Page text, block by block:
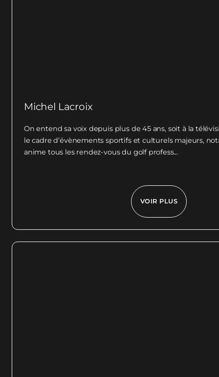
Michel Lacroix
On entend sa voix depuis plus de 45 ans, soit à la
le cadre d’évènements sportifs et culturels majeurs,
anime tous les rendez-vous du golf profess...
VOIR PLUS